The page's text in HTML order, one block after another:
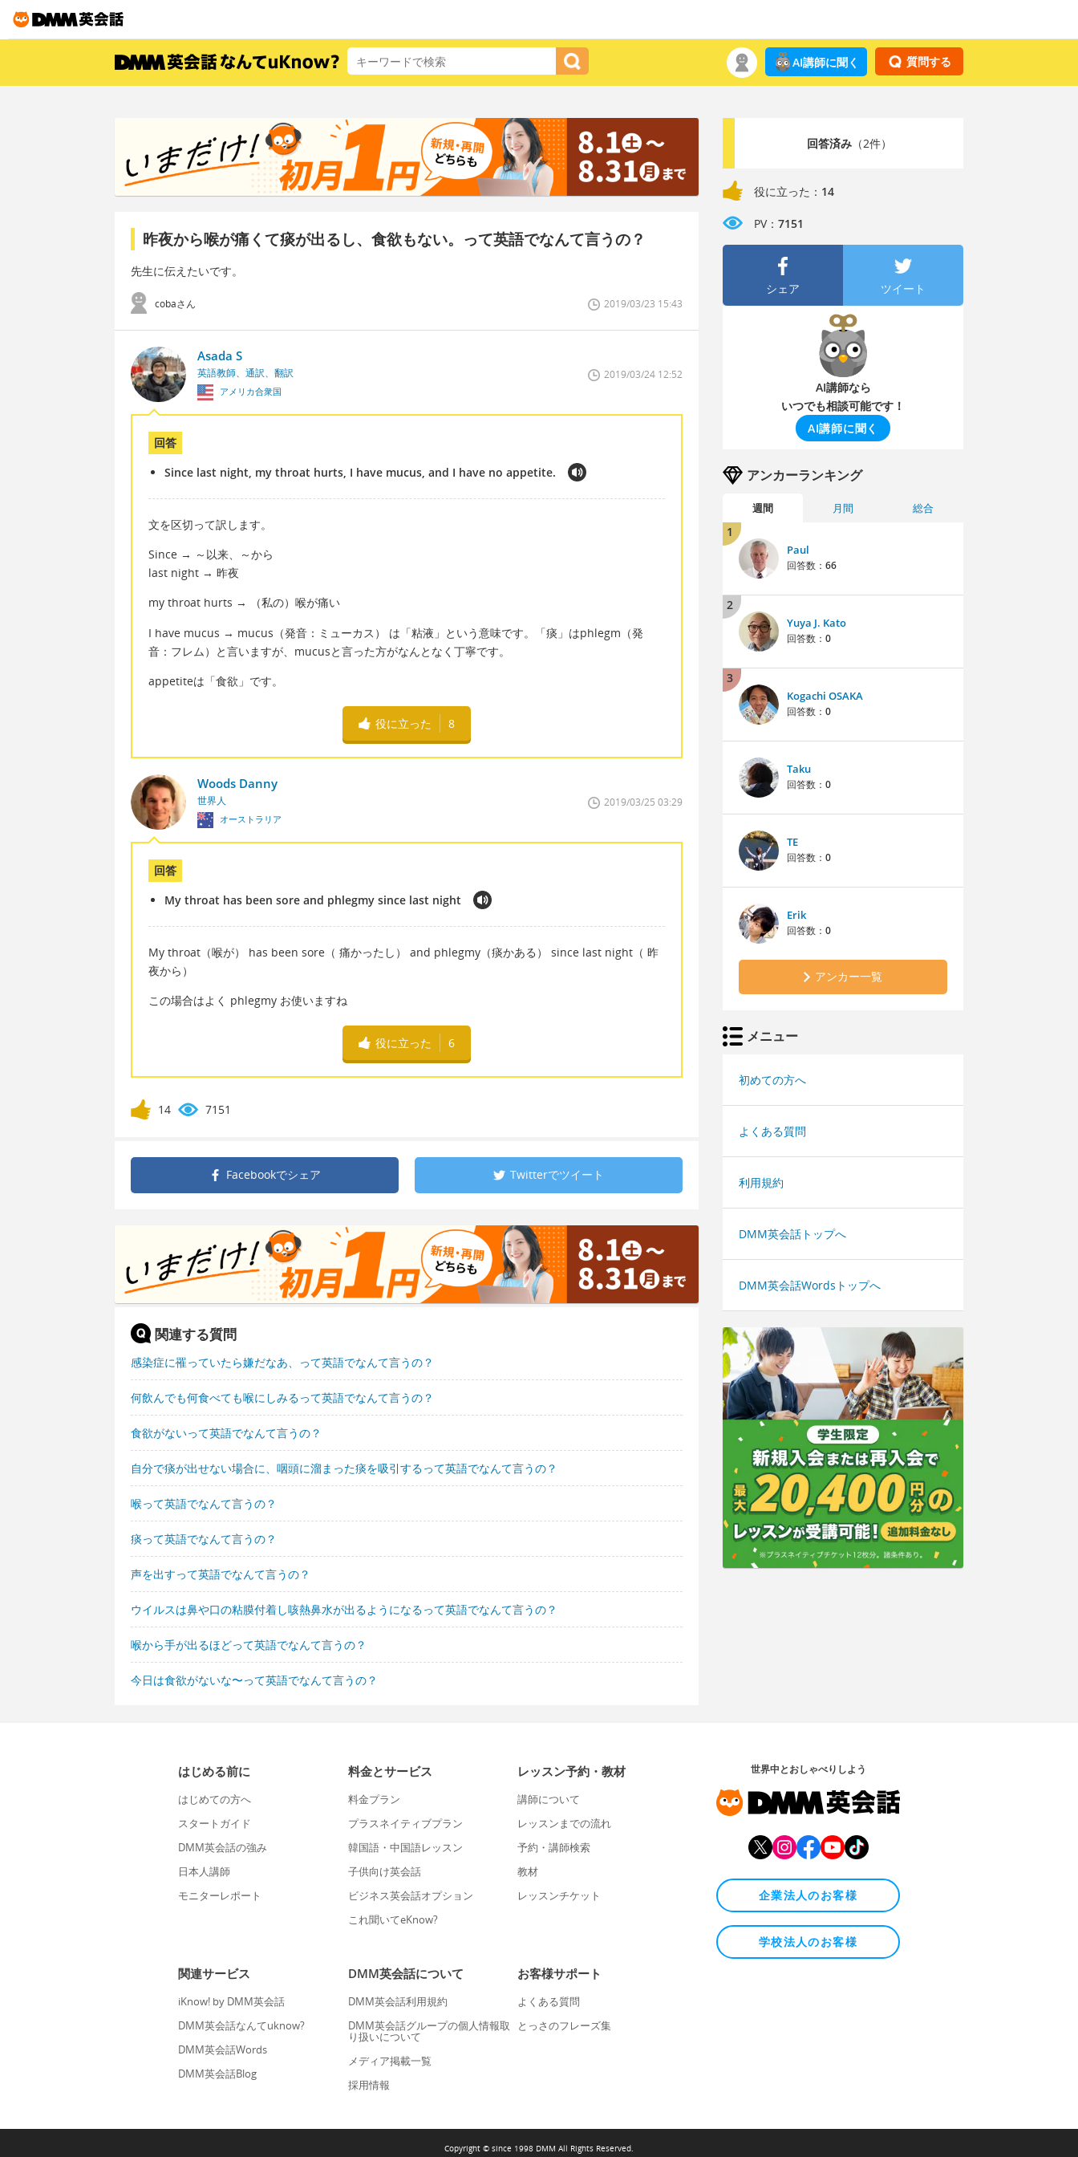
質問する
AI講師に聞く
昨夜から喉が痛くて痰が出るし、食欲もない。って英語でなんて言うの？
先生に伝えたいです。
cobaさん 2019/03/23 15:43
Asada S
英語教師、通訳、翻訳
アメリカ合衆国
2019/03/24 12:52
回答
Since last night, my throat hurts, I have mucus, and I have no appetite.
文を区切って訳します。
Since → ～以来、～から
last night → 昨夜
my throat hurts → （私の）喉が痛い
I have mucus → mucus（発音：ミューカス） は「粘液」という意味です。「痰」はphlegm（発
音：フレム）と言いますが、mucusと言った方がなんとなく丁寧です。
appetiteは「食欲」です。
役に立った 8
Woods Danny
世界人
オーストラリア
2019/03/25 03:29
回答
My throat has been sore and phlegmy since last night
My throat（喉が） has been sore（ 痛かったし） and phlegmy（痰かある） since last night（ 昨
夜から）
この場合はよく phlegmy お使いますね
役に立った 6
14 7151
Facebookでシェア Twitterでツイート
関連する質問
感染症に罹っていたら嫌だなあ、って英語でなんて言うの？
何飲んでも何食べても喉にしみるって英語でなんて言うの？
食欲がないって英語でなんて言うの？
自分で痰が出せない場合に、咽頭に溜まった痰を吸引するって英語でなんて言うの？
喉って英語でなんて言うの？
痰って英語でなんて言うの？
声を出すって英語でなんて言うの？
ウイルスは鼻や口の粘膜付着し咳熱鼻水が出るようになるって英語でなんて言うの？
喉から手が出るほどって英語でなんて言うの？
今日は食欲がないな〜って英語でなんて言うの？
回答済み（2件）
役に立った： 14
PV： 7151
シェア ツイート
AI講師なら
いつでも相談可能です！
AI講師に聞く
アンカーランキング
週間 月間 総合
1
Paul
回答数： 66
2
Yuya J. Kato
回答数： 0
3
Kogachi OSAKA
回答数： 0
Taku
回答数： 0
TE
回答数： 0
Erik
回答数： 0
アンカー一覧
メニュー
初めての方へ
よくある質問
利用規約
DMM英会話トップへ
DMM英会話Wordsトップへ
はじめる前に
はじめての方へ
スタートガイド
DMM英会話の強み
日本人講師
モニターレポート
料金とサービス
料金プラン
プラスネイティブプラン
韓国語・中国語レッスン
子供向け英会話
ビジネス英会話オプション
これ聞いてeKnow?
レッスン予約・教材
講師について
レッスンまでの流れ
予約・講師検索
教材
レッスンチケット
関連サービス
iKnow! by DMM英会話
DMM英会話なんてuknow?
DMM英会話Words
DMM英会話Blog
DMM英会話について
DMM英会話利用規約
DMM英会話グループの個人情報取
り扱いについて
メディア掲載一覧
採用情報
お客様サポート
よくある質問
とっさのフレーズ集
世界中とおしゃべりしよう
企業法人のお客様
学校法人のお客様
Copyright © since 1998 DMM All Rights Reserved.